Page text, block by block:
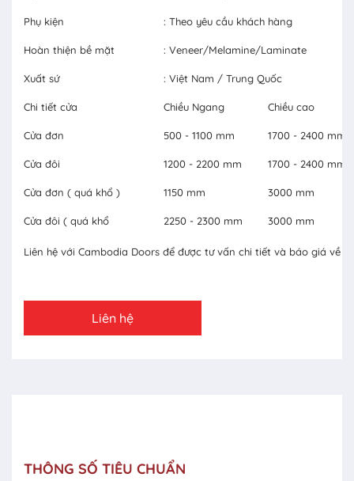
Phụ kiện : Theo yêu cầu khách hàng
Hoàn thiện bề mặt : Veneer/Melamine/Laminate
Xuất sứ : Việt Nam / Trung Quốc
Chi tiết cửa Chiều Ngang Chiều cao
Cửa đơn 500 - 1100 mm 1700 - 2400 mm
Cửa đôi 1200 - 2200 mm 1700 - 2400 mm
Cửa đơn ( quá khổ ) 1150 mm 3000 mm
Cửa đôi ( quá khổ 2250 - 2300 mm 3000 mm
Liên hệ với Cambodia Doors để được tư vấn chi tiết và báo giá về
Liên hệ
THÔNG SỐ TIÊU CHUẨN